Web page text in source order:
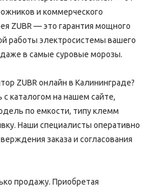
и коммерческого
ZUBR — это гарантия мощного
работы электросистемы вашего
даже в самые суровые морозы.
ZUBR онлайн в Калининграде?
каталогом на нашем сайте,
по емкости, типу клемм
Наши специалисты оперативно
заказа и согласования
продажу. Приобретая